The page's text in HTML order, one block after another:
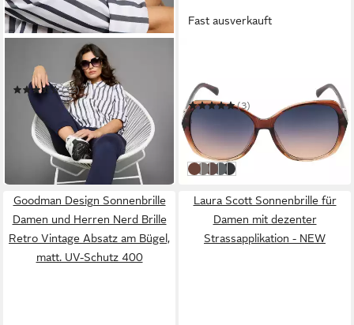
LAURA SCOTT
Sonnenbrille
(12)
26,99 €
in 1-2 Werktagen bei dir
Fast ausverkauft
Designer Damen Sonnenbrille
(3)
10,95 € UVP16,95 €
-35%
in 3-4 Werktagen bei dir
Braun
GrauLeopard
RosaSchwarz
Goodman Design Sonnenbrille
Damen und Herren Nerd Brille
Retro Vintage Absatz am Bügel,
matt. UV-Schutz 400
Laura Scott Sonnenbrille für
Damen mit dezenter
Strassapplikation - NEW